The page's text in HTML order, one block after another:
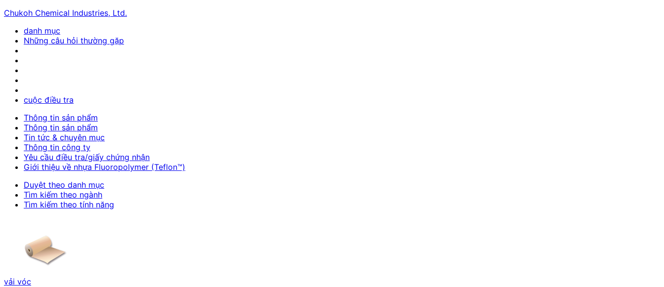
Chukoh Chemical Industries, Ltd.
danh mục
Những câu hỏi thường gặp
cuộc điều tra
Thông tin sản phẩm
Thông tin sản phẩm
Tin tức & chuyên mục
Thông tin công ty
Yêu cầu điều tra/giấy chứng nhận
Giới thiệu về nhựa Fluoropolymer (Teflon™)
Duyệt theo danh mục
Tìm kiếm theo ngành
Tìm kiếm theo tính năng
vải vóc